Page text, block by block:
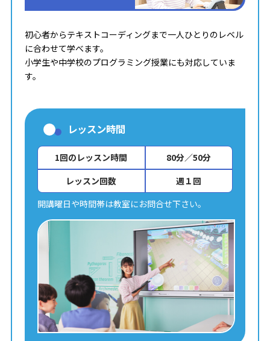
初心者からテキストコーディングまで一人ひとりのレベル
に合わせて学べます。
小学生や中学校のプログラミング授業にも対応していま
す。
レッスン時間
1回のレッスン時間
80分／50分
レッスン回数
週１回
開講曜日や時間帯は教室にお問合せ下さい。